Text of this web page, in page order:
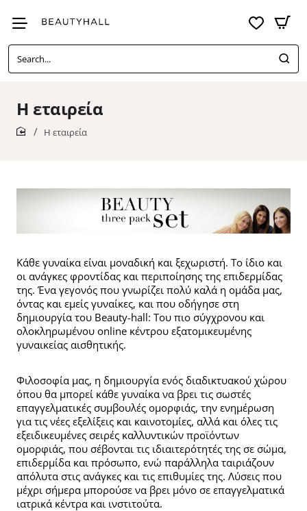
Search...
Η εταιρεία
Η εταιρεία
Κάθε γυναίκα είναι μοναδική και ξεχωριστή. Το ίδιο και
οι ανάγκες φροντίδας και περιποίησης της επιδερμίδας
της. Ένα γεγονός που γνωρίζει πολύ καλά η ομάδα μας,
όντας και εμείς γυναίκες, και που οδήγησε στη
δημιουργία του Beauty-hall: Του πιο σύγχρονου και
ολοκληρωμένου online κέντρου εξατομικευμένης
γυναικείας αισθητικής.
Φιλοσοφία μας, η δημιουργία ενός διαδικτυακού χώρου
όπου θα μπορεί κάθε γυναίκα να βρει τις σωστές
επαγγελματικές συμβουλές ομορφιάς, την ενημέρωση
για τις νέες εξελίξεις και καινοτομίες, αλλά και όλες τις
εξειδικευμένες σειρές καλλυντικών προϊόντων
ομορφιάς, που σέβονται τις ιδιαιτερότητές της σε σώμα,
επιδερμίδα και πρόσωπο, ενώ παράλληλα ταιριάζουν
απόλυτα στις ανάγκες και τις επιθυμίες της. Λύσεις που
μέχρι σήμερα μπορούσε να βρει μόνο σε επαγγελματικά
ιατρικά κέντρα και ινστιτούτα.